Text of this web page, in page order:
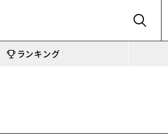
ランキング